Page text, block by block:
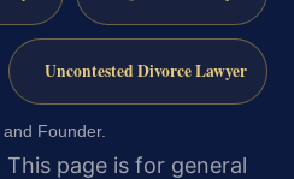
Uncontested Divorce Lawyer
Founder.
This page is for general